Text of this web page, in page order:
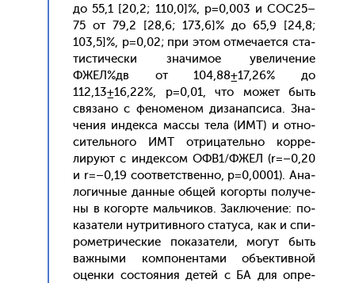
до 55,1 [20,2; 110,0]%, р=0,003 и СОС25–
75 от 79,2 [28,6; 173,6]% до 65,9 [24,8;
103,5]%, р=0,02; при этом от­ме­ча­ет­ся ста­
тис­ти­чес­ки зна­чимое уве­личе­ние
ФЖЕЛ%дв от 104,88±17,26% до
112,13±16,22%, р=0,01, что мо­жет быть
свя­зано с фе­номе­ном ди­занап­си­са. Зна­
чения ин­декса мас­сы те­ла (ИМТ) и от­но­
ситель­но­го ИМТ от­ри­цатель­но кор­ре­
лиру­ют с ин­дексом ОФВ1/ФЖЕЛ (r=–0,20
и r=–0,19 со­от­ветс­твен­но, р=0,0001). Ана­
логич­ные дан­ные об­щей ко­гор­ты по­луче­
ны в ко­гор­те маль­чи­ков. Зак­лю­чение: по­
каза­тели нут­ри­тив­но­го ста­туса, как и спи­
ромет­ри­чес­кие по­каза­тели, мо­гут быть
важ­ны­ми ком­по­нен­та­ми объ­ек­тивной
оцен­ки сос­то­яния де­тей с БА для оп­ре­